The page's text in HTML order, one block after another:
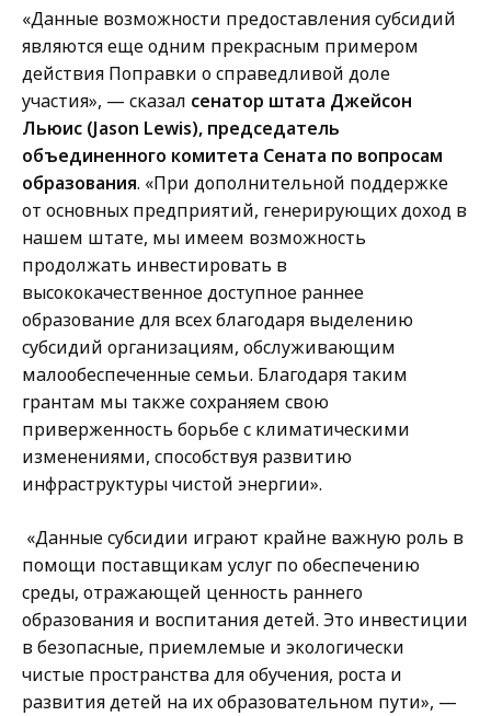
«Данные возможности предоставления субсидий
являются еще одним прекрасным примером
действия Поправки о справедливой доле
участия», — сказал сенатор штата Джейсон
Льюис (Jason Lewis), председатель
объединенного комитета Сената по вопросам
образования. «При дополнительной поддержке
от основных предприятий, генерирующих доход в
нашем штате, мы имеем возможность
продолжать инвестировать в
высококачественное доступное раннее
образование для всех благодаря выделению
субсидий организациям, обслуживающим
малообеспеченные семьи. Благодаря таким
грантам мы также сохраняем свою
приверженность борьбе с климатическими
изменениями, способствуя развитию
инфраструктуры чистой энергии».
«Данные субсидии играют крайне важную роль в
помощи поставщикам услуг по обеспечению
среды, отражающей ценность раннего
образования и воспитания детей. Это инвестиции
в безопасные, приемлемые и экологически
чистые пространства для обучения, роста и
развития детей на их образовательном пути», —